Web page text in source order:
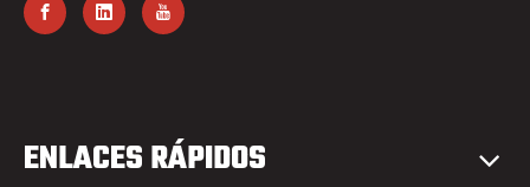
ENLACES RÁPIDOS